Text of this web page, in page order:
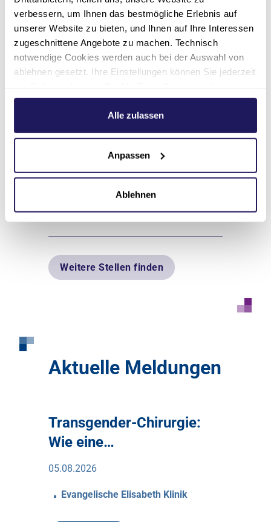
verbessern, um Ihnen das bestmögliche Erlebnis auf
unserer Website zu bieten, und Ihnen auf Ihre Interessen
zugeschnittene Angebote zu machen. Technisch
notwendige Cookies werden auch bei der Auswahl von
ablehnen gesetzt. Ihre Einstellungen können Sie jederzeit
Weitere Informationen hierzu finden Sie in unserer
.
Alle zulassen
Anpassen
Ablehnen
Pflegefachassistenz
Eintrittsdatum
nächstmöglich
Vollzeit oder Teilzeit
Berlin Zehlendorf
Einrichtung
Pflege & Wohnen Hubertus
Zur Ausschreibung
Weitere Stellen finden
Aktuelle Meldungen
Transgender-Chirurgie:
Wie eine…
05.08.2026
Evangelische Elisabeth Klinik